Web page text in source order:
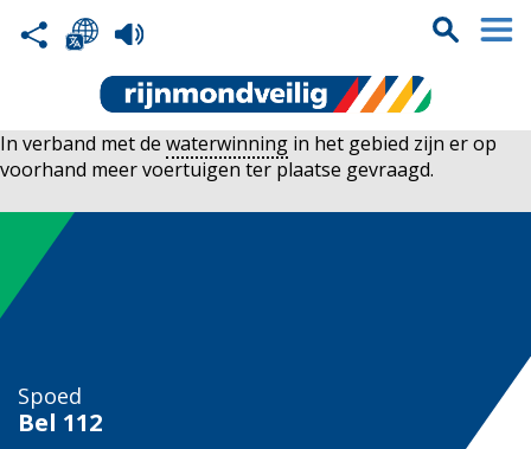
In verband met de waterwinning in het gebied zijn er op
voorhand meer voertuigen ter plaatse gevraagd.
Spoed
Bel 112